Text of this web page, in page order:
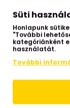
Test színe
Búra színe
Búra anyaga
Fényforrás
Teljesítmény
Süti
Honlapunk
"További
kategóriánként
használatát.
További